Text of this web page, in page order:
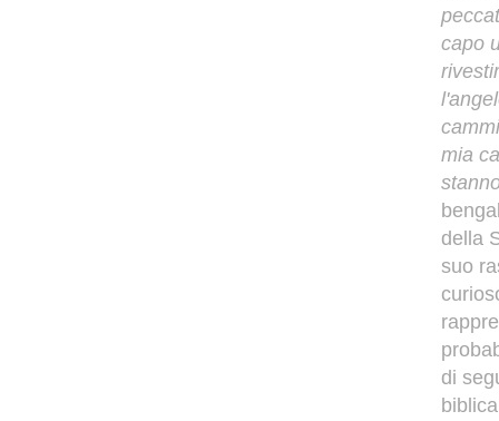
capo
mia
della
suo
di